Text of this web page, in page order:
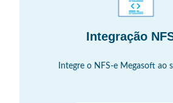
Integração
Integre o NFS-e Megasoft ao